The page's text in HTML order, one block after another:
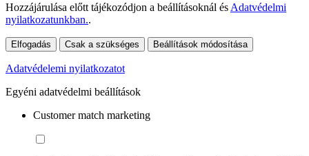
Hozzájárulása előtt tájékozódjon a beállításoknál és Adatvédelmi
nyilatkozatunkban..
Elfogadás Csak a szükséges Beállítások módosítása
Adatvédelemi nyilatkozatot
Egyéni adatvédelmi beállítások
Customer match marketing